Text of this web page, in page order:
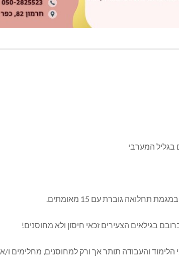
גוברת עם 15 מאומתים.
בגילאים הצעירים זכאי חיסון ולא מחוסנים!
והעבודה תותר אך ורק למחוסנים, מחלימים ו/